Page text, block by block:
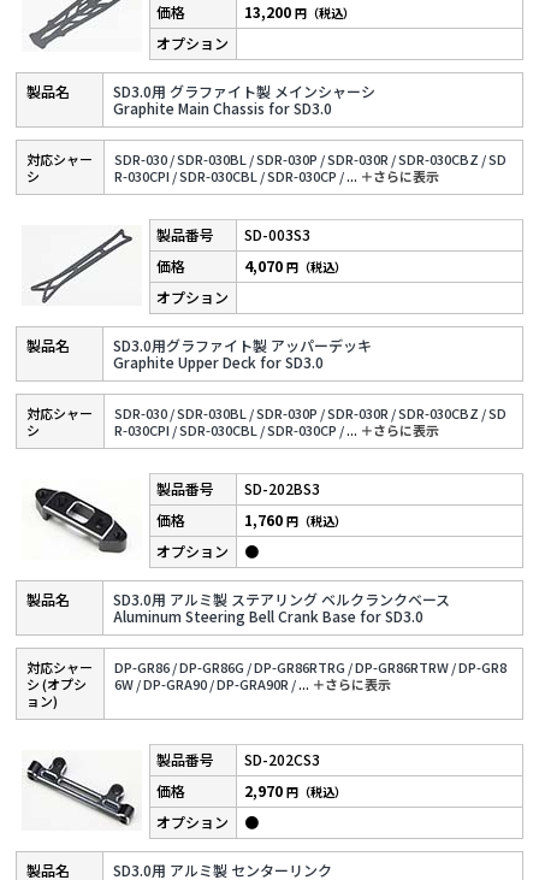
SD3.0用 グラファイト製 メインシャーシ
Graphite Main Chassis for SD3.0
13,200円（税込）
対応シャー
シ
SDR-030 /SDR-030BL /SDR-030P /SDR-030R /SDR-030CBZ /SD
R-030CPI /SDR-030CBL /SDR-030CP /... ＋さらに表⽰
SD-003S3
SD3.0用グラファイト製 アッパーデッキ
Graphite Upper Deck for SD3.0
4,070円（税込）
対応シャー
シ
SDR-030 /SDR-030BL /SDR-030P /SDR-030R /SDR-030CBZ /SD
R-030CPI /SDR-030CBL /SDR-030CP /... ＋さらに表⽰
SD-202BS3
SD3.0用 アルミ製 ステアリング ベルクランクベース
Aluminum Steering Bell Crank Base for SD3.0
1,760円（税込）
●
対応シャー
シ (オプシ
ョン)
DP-GR86 /DP-GR86G /DP-GR86RTRG /DP-GR86RTRW /DP-GR8
6W /DP-GRA90 /DP-GRA90R /... ＋さらに表⽰
SD-202CS3
SD3.0用 アルミ製 センターリンク
2,970円（税込）
●